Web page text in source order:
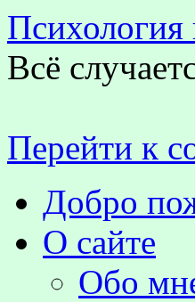
Всё
Перейти к
Добро
О сайте
Обо